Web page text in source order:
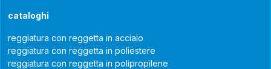
cataloghi
reggiatura con reggetta in acciaio
reggiatura con reggetta in poliestere
reggiatura con reggetta in polipropilene